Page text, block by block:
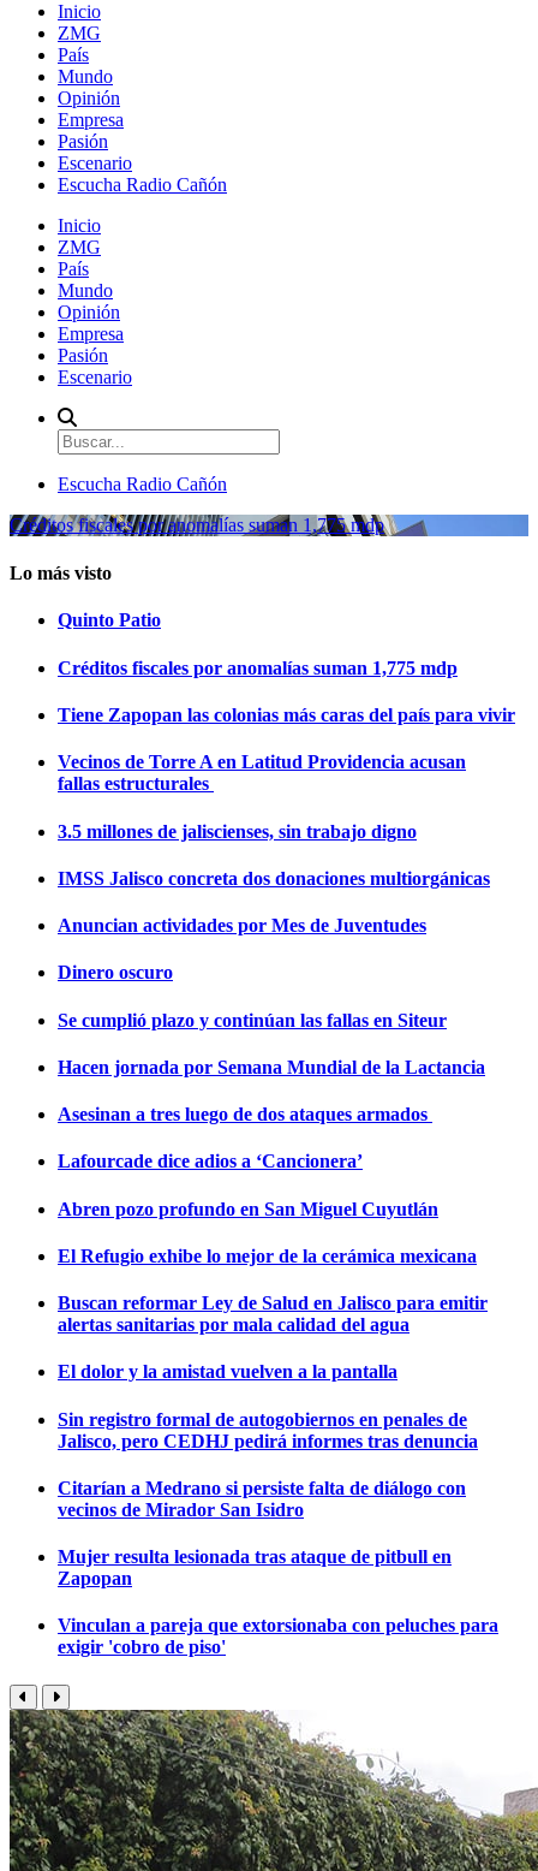
Inicio
ZMG
País
Mundo
Opinión
Empresa
Pasión
Escenario
Escucha Radio Cañón
Inicio
ZMG
País
Mundo
Opinión
Empresa
Pasión
Escenario
Escucha Radio Cañón
Créditos fiscales por anomalías suman 1,775 mdp
Lo más visto
Quinto Patio
Créditos fiscales por anomalías suman 1,775 mdp
Tiene Zapopan las colonias más caras del país para vivir
Vecinos de Torre A en Latitud Providencia acusan
fallas estructurales
3.5 millones de jaliscienses, sin trabajo digno
IMSS Jalisco concreta dos donaciones multiorgánicas
Anuncian actividades por Mes de Juventudes
Dinero oscuro
Se cumplió plazo y continúan las fallas en Siteur
Hacen jornada por Semana Mundial de la Lactancia
Asesinan a tres luego de dos ataques armados
Lafourcade dice adios a ‘Cancionera’
Abren pozo profundo en San Miguel Cuyutlán
El Refugio exhibe lo mejor de la cerámica mexicana
Buscan reformar Ley de Salud en Jalisco para emitir
alertas sanitarias por mala calidad del agua
El dolor y la amistad vuelven a la pantalla
Sin registro formal de autogobiernos en penales de
Jalisco, pero CEDHJ pedirá informes tras denuncia
Citarían a Medrano si persiste falta de diálogo con
vecinos de Mirador San Isidro
Mujer resulta lesionada tras ataque de pitbull en
Zapopan
Vinculan a pareja que extorsionaba con peluches para
exigir 'cobro de piso'